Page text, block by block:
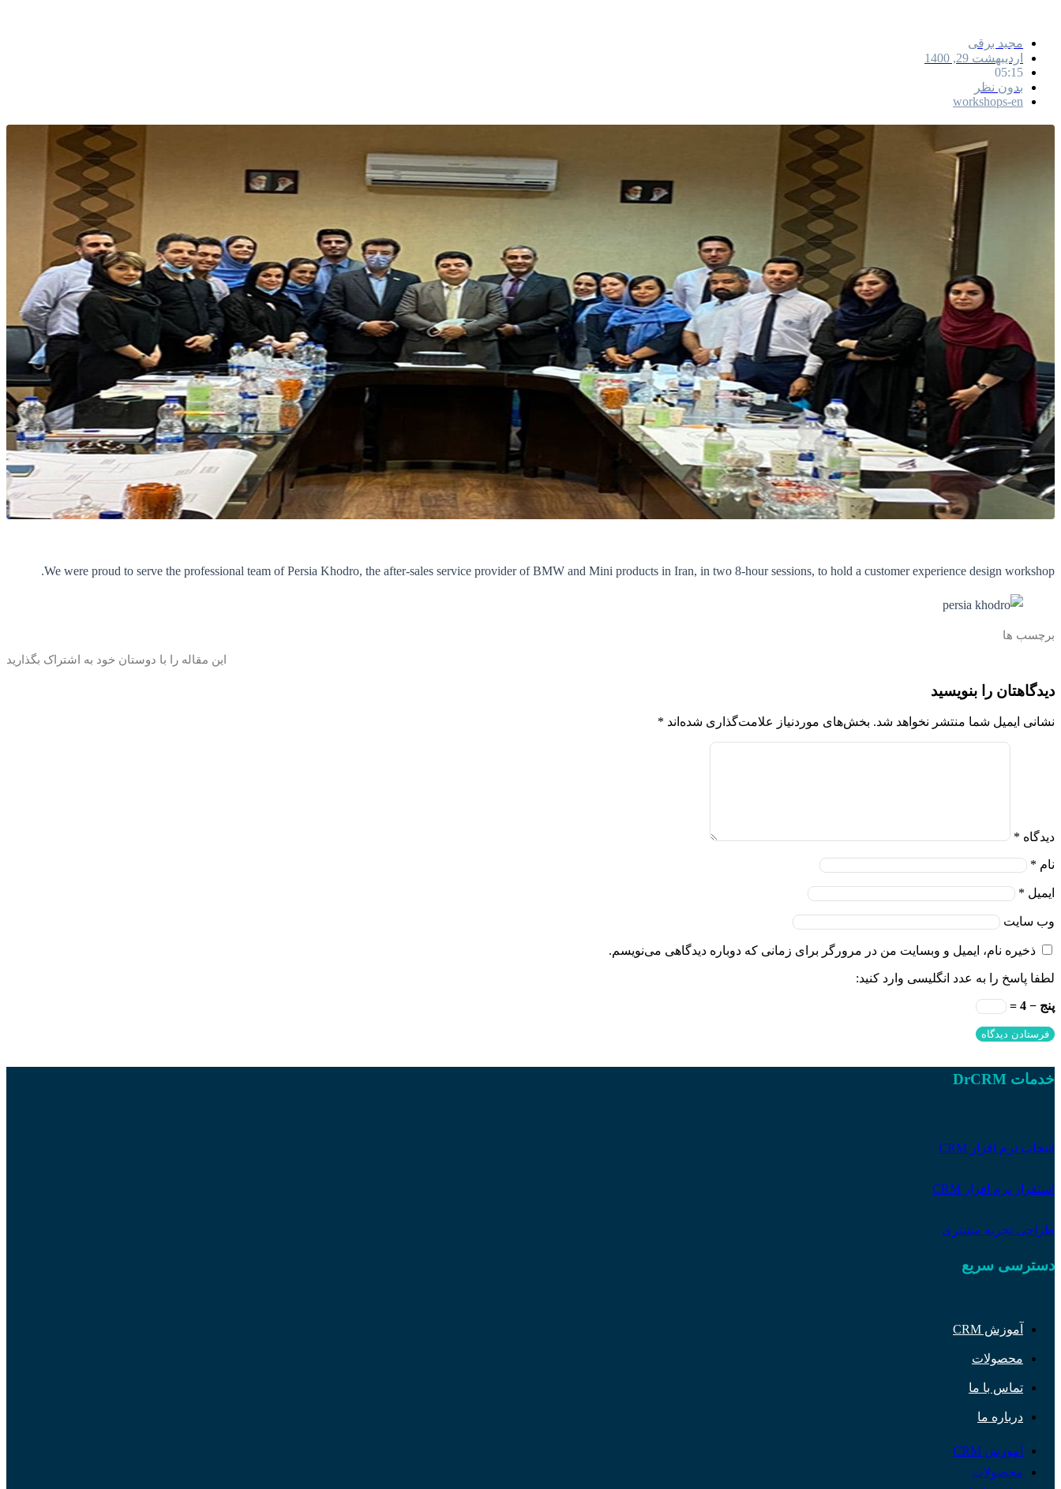
مجید برقی
اردیبهشت 29, 1400
05:15
بدون نظر
workshops-en
We were proud to serve the professional team of Persia Khodro, the after-sales service provider of BMW and Mini products in Iran, in two 8-hour sessions, to hold a customer experience design workshop.
برچسب ها
این مقاله را با دوستان خود به اشتراک بگذارید
دیدگاهتان را بنویسید
نشانی ایمیل شما منتشر نخواهد شد. بخش‌های موردنیاز علامت‌گذاری شده‌اند *
دیدگاه *
نام *
ایمیل *
وب‌ سایت
ذخیره نام، ایمیل و وبسایت من در مرورگر برای زمانی که دوباره دیدگاهی می‌نویسم.
لطفا پاسخ را به عدد انگلیسی وارد کنید:
پنج − 4 =
خدمات DrCRM
انتخاب نرم افزار CRM
استقرار نرم افزار CRM
طراحی تجربه مشتری
دسترسی سریع
آموزش CRM
محصولات
تماس با ما
درباره ما
آموزش CRM
محصولات